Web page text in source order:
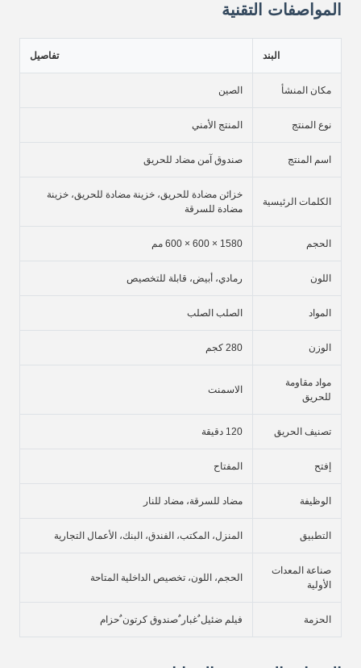
المواصفات التقنية
البند تفاصيل
مكان المنشأ الصين
نوع المنتج المنتج الأمني
اسم المنتج صندوق آمن مضاد للحريق
الكلمات الرئيسية
خزائن مضادة للحريق، خزينة مضادة للحريق، خزينة
مضادة للسرقة
الحجم 1580 × 600 × 600 مم
اللون رمادي، أبيض، قابلة للتخصيص
المواد الصلب الصلب
الوزن 280 كجم
مواد مقاومة
للحريق
الاسمنت
تصنيف الحريق 120 دقيقة
إفتح المفتاح
الوظيفة مضاد للسرقة، مضاد للنار
التطبيق المنزل، المكتب، الفندق، البنك، الأعمال التجارية
صناعة المعدات
الأولية
الحجم، اللون، تخصيص الداخلية المتاحة
الحزمة فيلم ضئيل ٌغبار ٌصندوق كرتون ٌحزام